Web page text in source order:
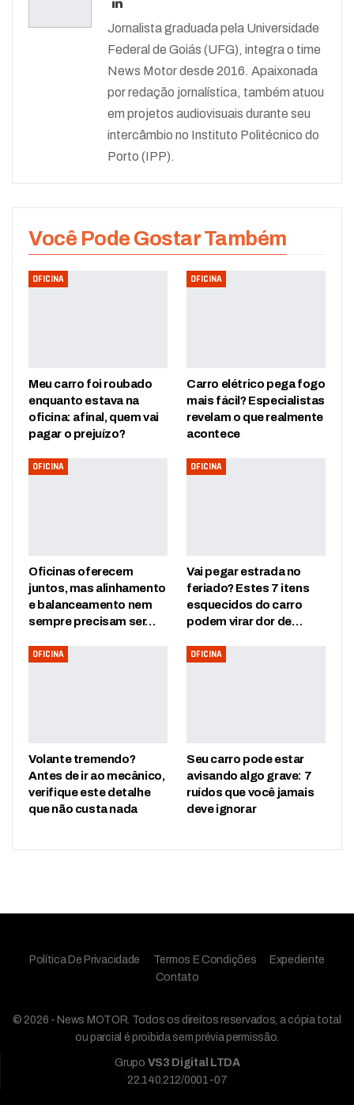
Jornalista graduada pela Universidade
Federal de Goiás (UFG), integra o time
News Motor desde 2016. Apaixonada
por redação jornalística, também atuou
em projetos audiovisuais durante seu
intercâmbio no Instituto Politécnico do
Porto (IPP).
Você Pode Gostar Também
OFICINA
Meu carro foi roubado
enquanto estava na
oficina: afinal, quem vai
pagar o prejuízo?
OFICINA
Carro elétrico pega fogo
mais fácil? Especialistas
revelam o que realmente
acontece
OFICINA
Oficinas oferecem
juntos, mas alinhamento
e balanceamento nem
sempre precisam ser…
OFICINA
Vai pegar estrada no
feriado? Estes 7 itens
esquecidos do carro
podem virar dor de…
OFICINA
Volante tremendo?
Antes de ir ao mecânico,
verifique este detalhe
que não custa nada
OFICINA
Seu carro pode estar
avisando algo grave: 7
ruídos que você jamais
deve ignorar
Política De Privacidade Termos E Condições
Expediente
Contato
© 2026 - News MOTOR. Todos os direitos reservados, a cópia total
ou parcial é proibida sem prévia permissão.
Grupo VS3 Digital LTDA
22.140.212/0001-07